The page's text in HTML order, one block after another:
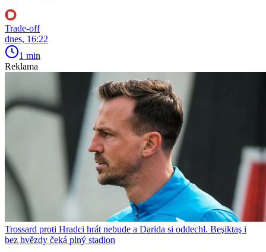
Trade-off
dnes, 16:22
1 min
Reklama
Trossard proti Hradci hrát nebude a Darida si oddechl. Beşiktaş i
bez hvězdy čeká plný stadion